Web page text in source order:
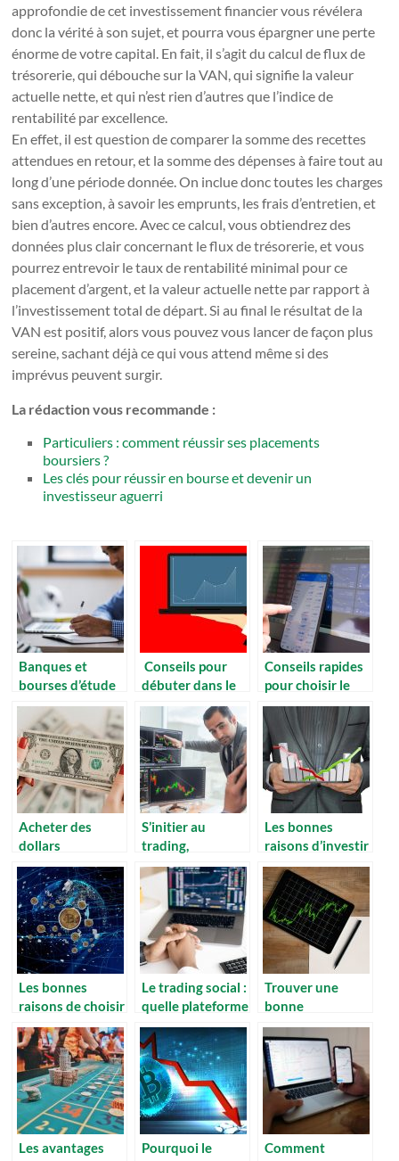
approfondie de cet investissement financier vous révélera
donc la vérité à son sujet, et pourra vous épargner une perte
énorme de votre capital. En fait, il s’agit du calcul de flux de
trésorerie, qui débouche sur la VAN, qui signifie la valeur
actuelle nette, et qui n’est rien d’autres que l’indice de
rentabilité par excellence.
En effet, il est question de comparer la somme des recettes
attendues en retour, et la somme des dépenses à faire tout au
long d’une période donnée. On inclue donc toutes les charges
sans exception, à savoir les emprunts, les frais d’entretien, et
bien d’autres encore. Avec ce calcul, vous obtiendrez des
données plus clair concernant le flux de trésorerie, et vous
pourrez entrevoir le taux de rentabilité minimal pour ce
placement d’argent, et la valeur actuelle nette par rapport à
l’investissement total de départ. Si au final le résultat de la
VAN est positif, alors vous pouvez vous lancer de façon plus
sereine, sachant déjà ce qui vous attend même si des
imprévus peuvent surgir.
La rédaction vous recommande :
Particuliers : comment réussir ses placements
boursiers ?
Les clés pour réussir en bourse et devenir un
investisseur aguerri
Banques et
bourses d’étude
Conseils pour
débuter dans le
trading
Conseils rapides
pour choisir le
meilleur courtier
en ligne
Acheter des
dollars
américains,
pourquoi investir
dans le billet vert
?
S’initier au
trading,
comment faire ?
Les bonnes
raisons d’investir
en Europe
Les bonnes
raisons de choisir
le solana
Le trading social :
quelle plateforme
choisir ?
Trouver une
bonne
plateforme fiable
pour trader des
crypto monnaie :
ce qu’il faut
considerer
Les avantages
Pourquoi le
Comment